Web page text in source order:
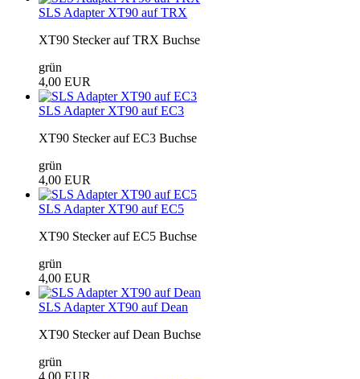
SLS Adapter XT90 auf TRX
XT90 Stecker auf TRX Buchse
grün
4,00 EUR
SLS Adapter XT90 auf EC3
XT90 Stecker auf EC3 Buchse
grün
4,00 EUR
SLS Adapter XT90 auf EC5
XT90 Stecker auf EC5 Buchse
grün
4,00 EUR
SLS Adapter XT90 auf Dean
XT90 Stecker auf Dean Buchse
grün
4,00 EUR